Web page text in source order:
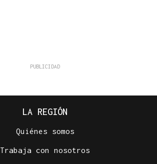
LA REGIÓN
Quiénes somos
Trabaja con nosotros